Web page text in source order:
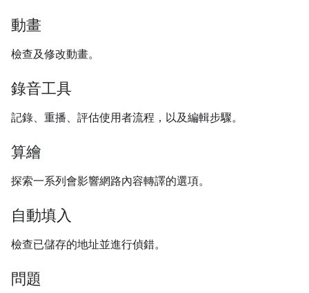
動畫
檢查及修改動畫。
錄音工具
記錄、重播、評估使用者流程，以及編輯步驟。
算繪
探索一系列會影響網路內容轉譯的選項。
自動填入
檢查已儲存的地址並進行偵錯。
問題